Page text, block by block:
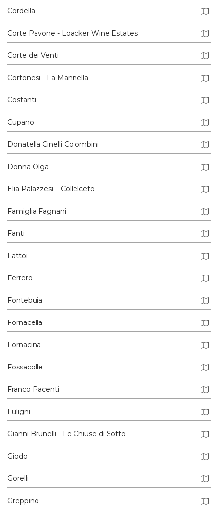
Cordella
Corte Pavone - Loacker Wine Estates
Corte dei Venti
Cortonesi - La Mannella
Costanti
Cupano
Donatella Cinelli Colombini
Donna Olga
Elia Palazzesi – Collelceto
Famiglia Fagnani
Fanti
Fattoi
Ferrero
Fontebuia
Fornacella
Fornacina
Fossacolle
Franco Pacenti
Fuligni
Gianni Brunelli - Le Chiuse di Sotto
Giodo
Gorelli
Greppino